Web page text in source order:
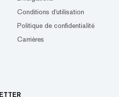
Conditions d'utilisation
Politique de confidentialité
Carrières